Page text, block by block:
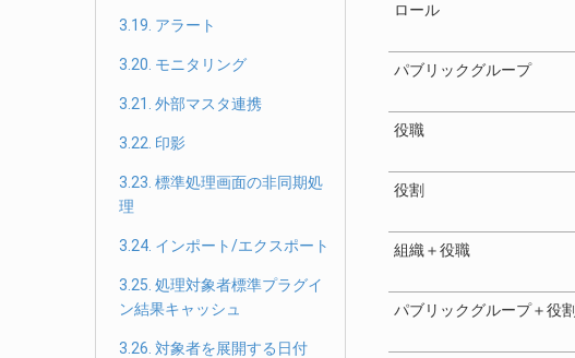
3.19. アラート
3.20. モニタリング
3.21. 外部マスタ連携
3.22. 印影
3.23. 標準処理画面の非同期処
理
3.24. インポート/エクスポート
3.25. 処理対象者標準プラグイ
ン結果キャッシュ
3.26. 対象者を展開する日付
ロール
パブリックグループ
役職
役割
組織＋役職
パブリックグループ＋役割